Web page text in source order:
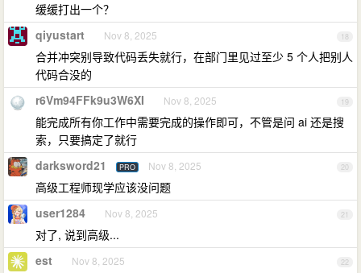
缓缓打出一个？
18
qiyustart Nov 8, 2025
合并冲突别导致代码丢失就行，在部门里见过至少 5 个人把别人
代码合没的
19
r6Vm94FFk9u3W6XI Nov 8, 2025
能完成所有你工作中需要完成的操作即可，不管是问 ai 还是搜
索，只要搞定了就行
20
darksword21 PRO Nov 8, 2025
高级工程师现学应该没问题
21
user1284 Nov 8, 2025
对了, 说到高级...
22
est Nov 8, 2025